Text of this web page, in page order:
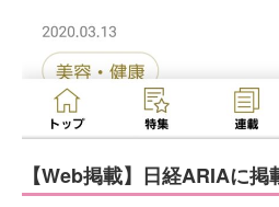
【Web掲載】日経ARIAに掲